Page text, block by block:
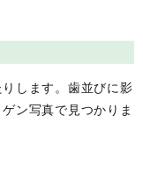
します。歯並びに影
ン写真で見つかりま